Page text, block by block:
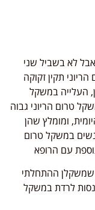
לא בשביל שני
תקין זקוקה
על כן, העלייה במשקל
טרום הריוני גבוה
ומומלץ שהן
במשקל טרום
עם הרופא
שמשקלן ההתחלתי
לרדת במשקל